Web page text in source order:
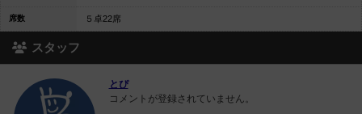
席数 ５卓22席
スタッフ
とぴ
コメントが登録されていません。